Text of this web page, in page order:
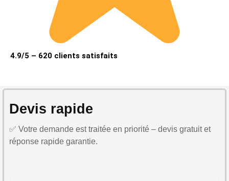
4.9/5 – 620 clients satisfaits
Devis rapide
✅ Votre demande est traitée en priorité – devis gratuit et
réponse rapide garantie.